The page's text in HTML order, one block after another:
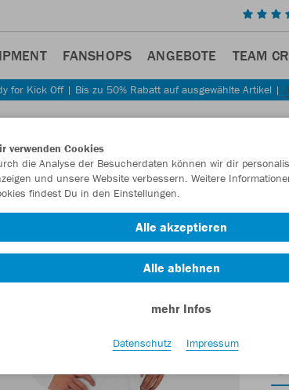
FANSHOPS ANGEBOTE TEAM
for Kick Off | Bis zu 50% Rabatt auf ausgewählte Artikel |
verwenden Cookies
die Analyse der Besucherdaten können wir dir
und unsere Website verbessern. Weitere
findest Du in den Einstellungen.
Alle akzeptieren
Alle ablehnen
mehr Infos
Datenschutz Impressum